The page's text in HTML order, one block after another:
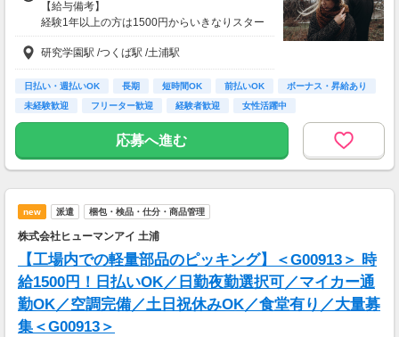
【給与備考】
経験1年以上の方は1500円からいきなりスター
ト！経験1年未満の方も就業1年後には必ず150
0円に昇給します！
◆月収例
23万5千～25万2千円＋残業手当
6割のスタッフが利用中！働いた給料の一部を
最短即時支払い。
利用料・振込手数料はすべて無料。
研究学園駅 /つくば駅 /土浦駅
日払い・週払いOK 長期 短時間OK 前払いOK
ボーナス・昇給あり
未経験歓迎
フリーター歓迎 経験者歓迎 女性活躍中
応募へ進む
new 派遣 梱包・検品・仕分・商品管理
株式会社ヒューマンアイ 土浦
【工場内での軽量部品のピッキング】＜G00913＞ 時
給1500円！日払いOK／日勤夜勤選択可／マイカー通
勤OK／空調完備／土日祝休みOK／食堂有り／大量募
集＜G00913＞